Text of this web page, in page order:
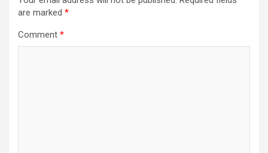
are marked *
Comment *